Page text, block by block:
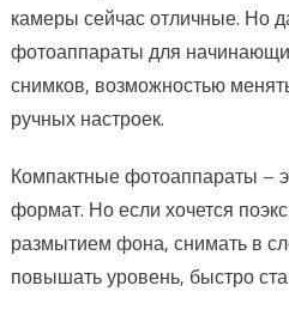
камеры сейчас отличные. Но
фотоаппараты для
снимков, возможностью
ручных настроек.
Компактные фотоаппараты –
формат. Но если хочется
размытием фона, снимать в
повышать уровень, быстро